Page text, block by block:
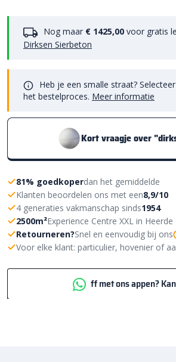
Nog maar € 1425,00 voor gratis
Dirksen Sierbeton
Heb je een smalle straat?
het bestelproces. Meer informatie
Kort vraagje over
81% goedkoperdan het gemiddelde
Klanten beoordelen ons met een8,9/10
4 generaties vakmanschap sinds1954
2500m²Experience Centre XXL in Heerde
Retourneren?Snel en eenvoudig bij ons
Voor elke klant: particulier, hovenier of
ff met ons appen?